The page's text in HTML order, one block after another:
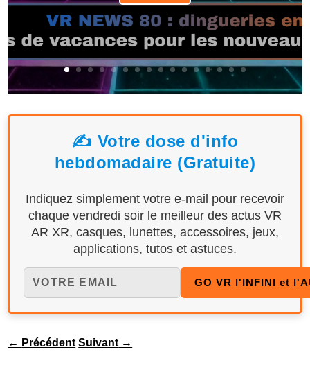
✍️ Votre dose d'info
hebdomadaire (Gratuite)
Indiquez simplement votre e-mail pour recevoir
chaque vendredi soir le meilleur des actus VR
AR XR, casques, lunettes, accessoires, jeux,
applications, tutos et astuces.
← Précédent Suivant →